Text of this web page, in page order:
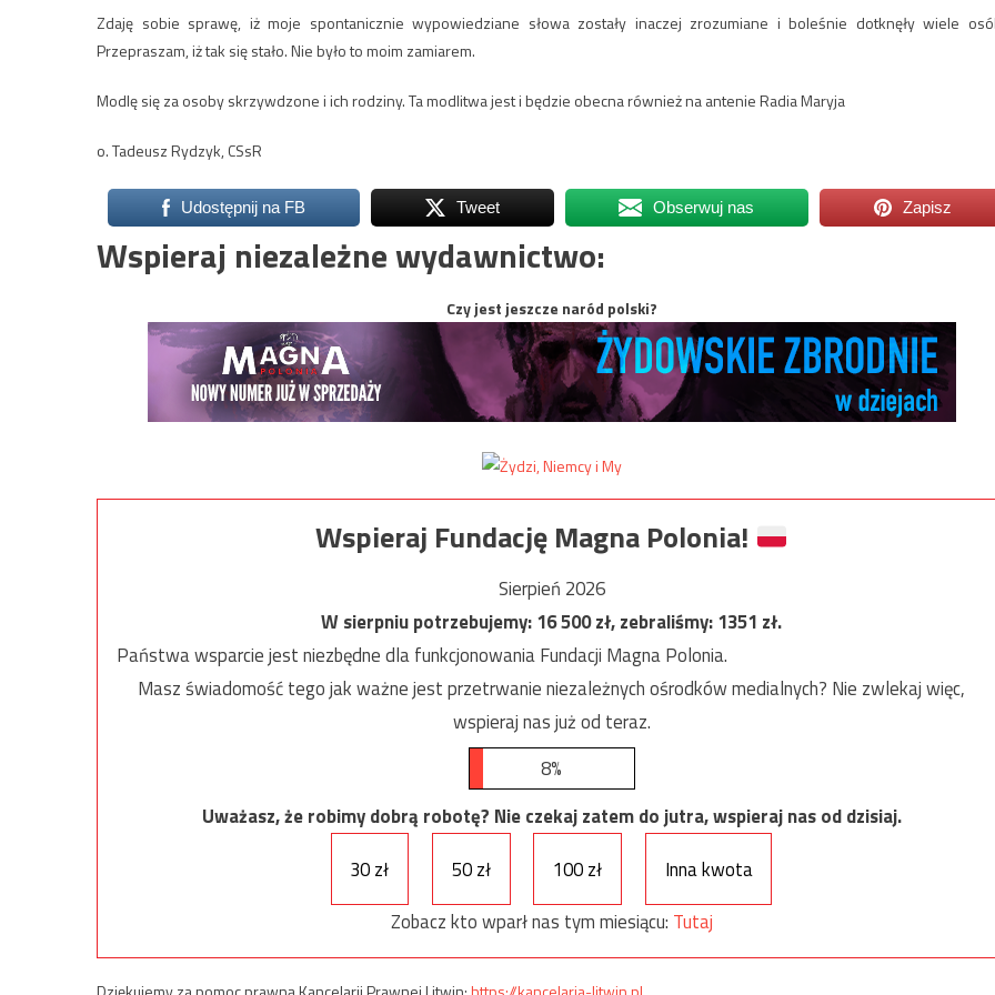
Zdaję sobie sprawę, iż moje spontanicznie wypowiedziane słowa zostały inaczej zrozumiane i boleśnie dotknęły wiele
Przepraszam, iż tak się stało. Nie było to moim zamiarem.
Modlę się za osoby skrzywdzone i ich rodziny. Ta modlitwa jest i będzie obecna również na antenie Radia Maryja
o. Tadeusz Rydzyk, CSsR
Udostępnij na FB Tweet Obserwuj nas Zapisz
Wspieraj niezależne wydawnictwo:
Czy jest jeszcze naród polski?
Wspieraj Fundację Magna Polonia!
Sierpień 2026
W sierpniu potrzebujemy:16 500zł, zebraliśmy:1351 zł.
Państwa wsparcie jest niezbędne dla funkcjonowania Fundacji Magna Polonia.
Masz świadomość tego jak ważne jest przetrwanie niezależnych ośrodków medialnych? Nie zwlekaj więc,
wspieraj nas już od teraz.
8%
Uważasz, że robimy dobrą robotę? Nie czekaj zatem do jutra, wspieraj nas od dzisiaj.
30 zł
50 zł 100 zł
Inna kwota
Zobacz kto wparł nas tym miesiącu: Tutaj